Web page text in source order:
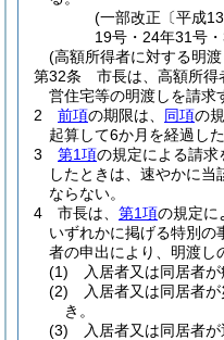
(一部改正〔平成
19号・24年31号
(高額所得者に対する明
第32条
市長は、高額所得
営住宅等の明渡しを請求
2
前項の期限は、 同項の
起算して6か月を経過し
3
第1項の規定による請求
したときは、速やかに
ならない。
4
市長は、 第1項の規定に
いずれかに掲げる特別の
者の申出により、明渡し
(1)
入居者又は同居者
(2)
入居者又は同居者
き。
(3)
入居者又は同居者